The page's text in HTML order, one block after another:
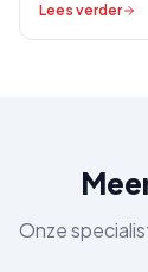
Lees verder
Onze